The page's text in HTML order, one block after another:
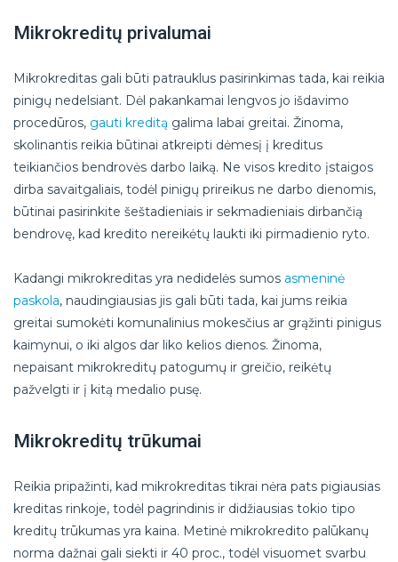
Mikrokreditų privalumai
Mikrokreditas gali būti patrauklus pasirinkimas tada, kai reikia
pinigų nedelsiant. Dėl pakankamai lengvos jo išdavimo
procedūros, gauti kreditą galima labai greitai. Žinoma,
skolinantis reikia būtinai atkreipti dėmesį į kreditus
teikiančios bendrovės darbo laiką. Ne visos kredito įstaigos
dirba savaitgaliais, todėl pinigų prireikus ne darbo dienomis,
būtinai pasirinkite šeštadieniais ir sekmadieniais dirbančią
bendrovę, kad kredito nereikėtų laukti iki pirmadienio ryto.
Kadangi mikrokreditas yra nedidelės sumos asmeninė
paskola, naudingiausias jis gali būti tada, kai jums reikia
greitai sumokėti komunalinius mokesčius ar grąžinti pinigus
kaimynui, o iki algos dar liko kelios dienos. Žinoma,
nepaisant mikrokreditų patogumų ir greičio, reikėtų
pažvelgti ir į kitą medalio pusę.
Mikrokreditų trūkumai
Reikia pripažinti, kad mikrokreditas tikrai nėra pats pigiausias
kreditas rinkoje, todėl pagrindinis ir didžiausias tokio tipo
kreditų trūkumas yra kaina. Metinė mikrokredito palūkanų
norma dažnai gali siekti ir 40 proc., todėl visuomet svarbu